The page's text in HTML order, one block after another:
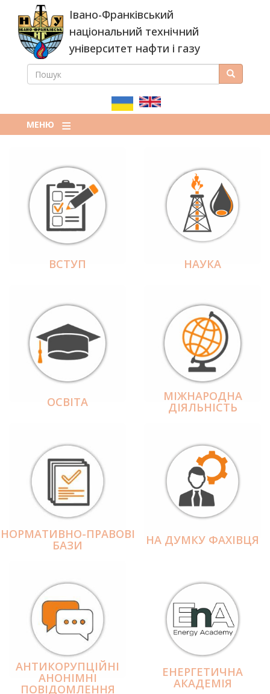
основного
вмісту
Івано-Франківський
національний технічний
університет нафти і газу
ПОШУКОВА
ПОШУК Пошук
МЕНЮ
ВСТУП НАУКА
ОСВІТА МІЖНАРОДНА
ДІЯЛЬНІCТЬ
НОРМАТИВНО-ПРАВОВІ
БАЗИ НА ДУМКУ ФАХІВЦЯ
АНТИКОРУПЦІЙНІ
АНОНІМНІ
ПОВІДОМЛЕННЯ
ЕНЕРГЕТИЧНА
АКАДЕМІЯ